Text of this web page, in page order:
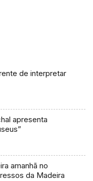
de interpretar
apresenta
amanhã no
da Madeira